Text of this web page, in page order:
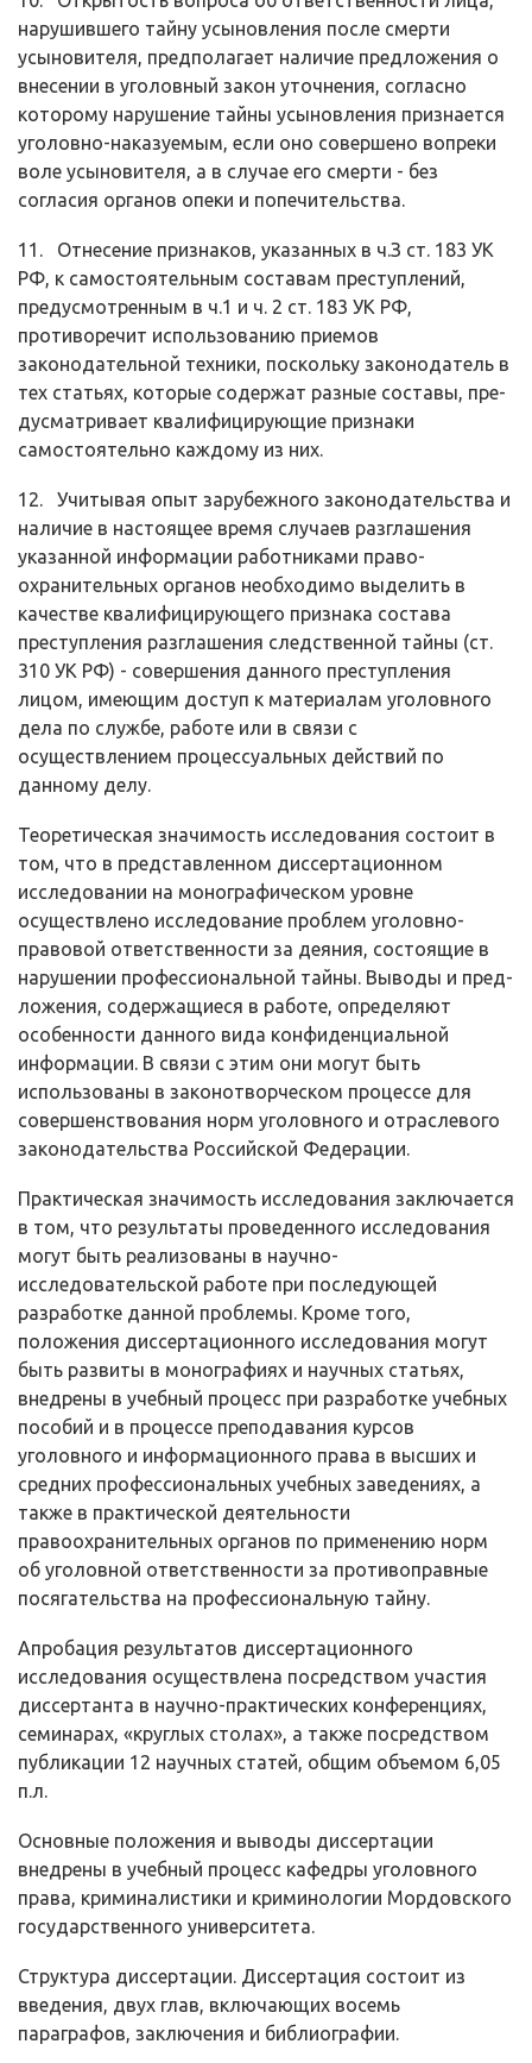
нарушившего тайну усыновления после смерти
усыновителя, предполагает наличие предложения о
внесении в уголовный закон уточнения, согласно
которому нарушение тай­ны усыновления признается
уголовно-наказуемым, если оно совершено во­преки
воле усыновителя, а в случае его смерти - без
согласия органов опеки и попечительства.
11. Отнесение признаков, указанных в ч.З ст. 183 УК
РФ, к самостоя­тельным составам преступлений,
предусмотренным в ч.1 и ч. 2 ст. 183 УК РФ,
противоречит использованию приемов
законодательной техники, по­скольку законодатель в
тех статьях, которые содержат разные составы, пре­
дусматривает квалифицирующие признаки
самостоятельно каждому из них.
12. Учитывая опыт зарубежного законодательства и
наличие в настоя­щее время случаев разглашения
указанной информации работниками право­
охранительных органов необходимо выделить в
качестве квалифицирующего признака состава
преступления разглашения следственной тайны (ст.
310 УК РФ) - совершения данного преступления
лицом, имеющим доступ к мате­риалам уголовного
дела по службе, работе или в связи с
осуществлением процессуальных действий по
данному делу.
Теоретическая значимость исследования состоит в
том, что в пред­ставленном диссертационном
исследовании на монографическом уровне
осуществлено исследование проблем уголовно-
правовой ответственности за деяния, состоящие в
нарушении профессиональной тайны. Выводы и пред­
ложения, содержащиеся в работе, определяют
особенности данного вида конфиденциальной
информации. В связи с этим они могут быть
использова­ны в законотворческом процессе для
совершенствования норм уголовного и отраслевого
законодательства Российской Федерации.
Практическая значимость исследования заключается
в том, что ре­зультаты проведенного исследования
могут быть реализованы в научно-
исследовательской работе при последующей
разработке данной проблемы. Кроме того,
положения диссертационного исследования могут
быть развиты в монографиях и научных статьях,
внедрены в учебный процесс при разра­ботке учебных
пособий и в процессе преподавания курсов
уголовного и ин­формационного права в высших и
средних профессиональных учебных заве­дениях, а
также в практической деятельности
правоохранительных органов по применению норм
об уголовной ответственности за противоправные
по­сягательства на профессиональную тайну.
Апробация результатов диссертационного
исследования осуществ­лена посредством участия
диссертанта в научно-практических конференциях,
семинарах, «круглых столах», а также посредством
публикации 12 научных статей, общим объемом 6,05
п.л.
Основные положения и выводы диссертации
внедрены в учебный про­цесс кафедры уголовного
права, криминалистики и криминологии Мордов­ского
государственного университета.
Структура диссертации. Диссертация состоит из
введения, двух глав, включающих восемь
параграфов, заключения и библиографии.